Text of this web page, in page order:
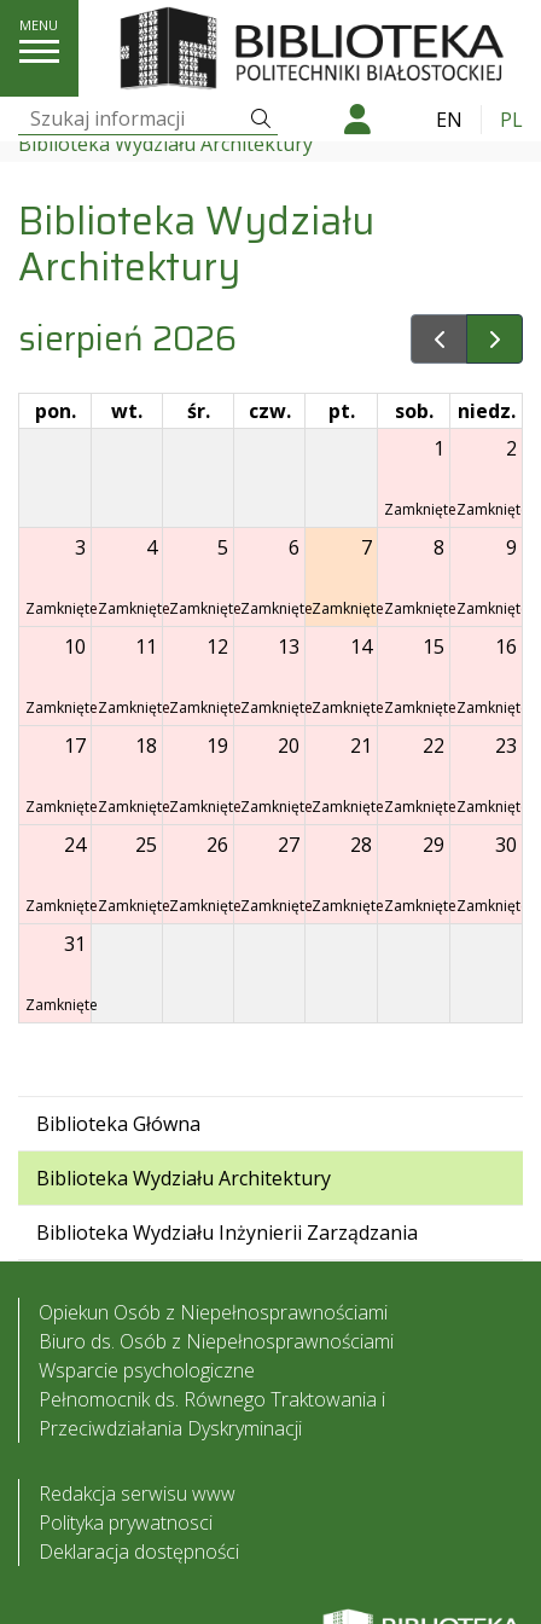
Szukaj: EN PL
Kontakt
Godziny otwarcia
Biblioteka Wydziału Architektury
Biblioteka Wydziału
Architektury
sierpień 2026
pon. wt. śr. czw. pt. sob.
niedz.
1
Zamknięte
2
Zamknięte
3
Zamknięte
4
Zamknięte
5
Zamknięte
6
Zamknięte
7
Zamknięte
8
Zamknięte
9
Zamknięte
10
Zamknięte
11
Zamknięte
12
Zamknięte
13
Zamknięte
14
Zamknięte
15
Zamknięte
16
Zamknięte
17
Zamknięte
18
Zamknięte
19
Zamknięte
20
Zamknięte
21
Zamknięte
22
Zamknięte
23
Zamknięte
24
Zamknięte
25
Zamknięte
26
Zamknięte
27
Zamknięte
28
Zamknięte
29
Zamknięte
30
Zamknięte
31
Zamknięte
Biblioteka Główna
Biblioteka Wydziału Architektury
Biblioteka Wydziału Inżynierii Zarządzania
Opiekun Osób z Niepełnosprawnościami
Biuro ds. Osób z Niepełnosprawnościami
Wsparcie psychologiczne
Pełnomocnik ds. Równego Traktowania i
Przeciwdziałania Dyskryminacji
Redakcja serwisu www
Polityka prywatnosci
Deklaracja dostępności